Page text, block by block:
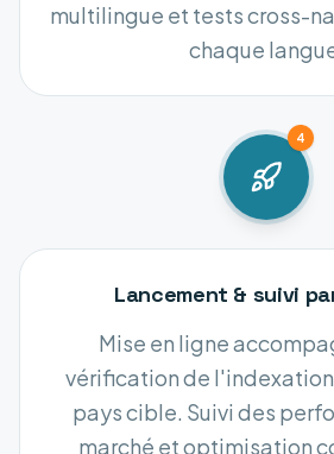
multilingue et tests cross-
chaque
4
Lancement & suivi
Mise en ligne
vérification de
pays cible. Suivi des
marché et optimisation